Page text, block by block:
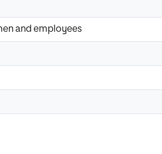
and employees